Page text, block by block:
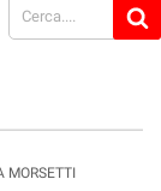
MORSETTI